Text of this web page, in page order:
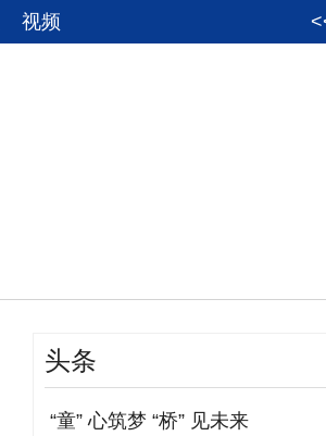
视频
头条
“童” 心筑梦 “桥” 见未来